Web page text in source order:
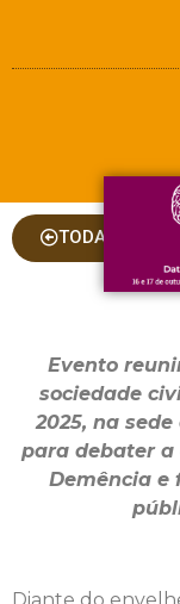
TODAS AS
Evento
sociedade
2025, na sede
para debater a
Demência e